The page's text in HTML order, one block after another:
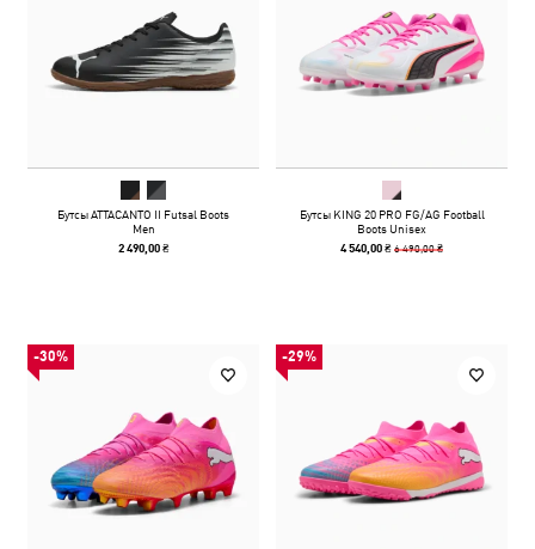
Бутсы ATTACANTO II Futsal Boots
Men
2 490,00 ₴
Бутсы KING 20 PRO FG/AG Football
Boots Unisex
4 540,00 ₴6 490,00 ₴
-30% -29%